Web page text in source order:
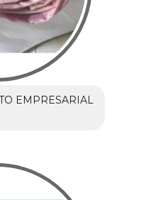
EMPRESARIAL